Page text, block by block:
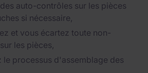
auto-contrôles sur les pièces
si nécessaire,
et vous écartez toute non-
les pièces,
le processus d'assemblage des